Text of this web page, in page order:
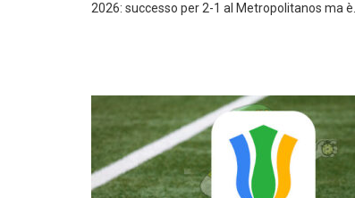
2026: successo per 2-1 al Metropolitanos ma è…